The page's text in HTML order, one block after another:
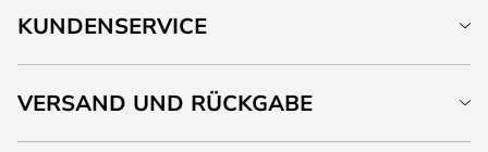
KUNDENSERVICE
VERSAND UND RÜCKGABE